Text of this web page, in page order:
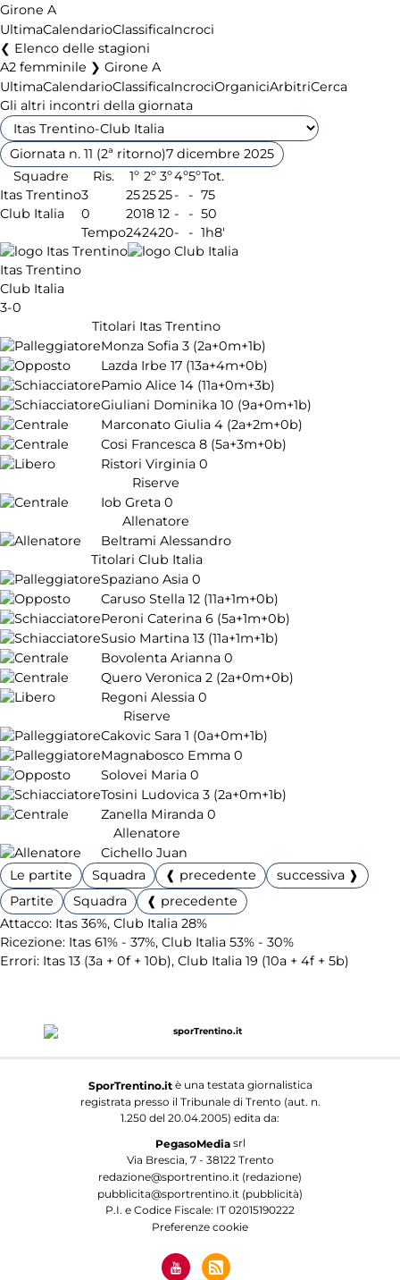
Girone A
UltimaCalendarioClassificaIncroci
Elenco delle stagioni
A2 femminile ❯ Girone A
UltimaCalendarioClassificaIncrociOrganiciArbitriCerca
Gli altri incontri della giornata
Giornata n. 11 (2ª ritorno)7 dicembre 2025
Squadre
Ris. 1º 2º 3º4º5ºTot.
Itas Trentino3 252525- - 75
Club Italia
0 2018 12 - - 50
Tempo242420- - 1h8'
Itas Trentino
Club Italia
3-0
Titolari Itas Trentino
Monza Sofia 3 (2a+0m+1b)
Lazda Irbe 17 (13a+4m+0b)
Pamio Alice 14 (11a+0m+3b)
Giuliani Dominika 10 (9a+0m+1b)
Marconato Giulia 4 (2a+2m+0b)
Cosi Francesca 8 (5a+3m+0b)
Ristori Virginia 0
Riserve
Iob Greta 0
Allenatore
Beltrami Alessandro
Titolari Club Italia
Spaziano Asia 0
Caruso Stella 12 (11a+1m+0b)
Peroni Caterina 6 (5a+1m+0b)
Susio Martina 13 (11a+1m+1b)
Bovolenta Arianna 0
Quero Veronica 2 (2a+0m+0b)
Regoni Alessia 0
Riserve
Cakovic Sara 1 (0a+0m+1b)
Magnabosco Emma 0
Solovei Maria 0
Tosini Ludovica 3 (2a+0m+1b)
Zanella Miranda 0
Allenatore
Cichello Juan
Le partite
Squadra ❰ precedente
successiva ❱
Partite
Squadra
❰ precedente
Attacco: Itas 36%, Club Italia 28%
Ricezione: Itas 61% - 37%, Club Italia 53% - 30%
Errori: Itas 13 (3a + 0f + 10b), Club Italia 19 (10a + 4f + 5b)
SporTrentino.itè una testata giornalistica
registrata presso il Tribunale di Trento (aut. n.
1.250 del 20.04.2005) edita da:
PegasoMediasrl
Via Brescia, 7 - 38122 Trento
redazione@sportrentino.it (redazione)
pubblicita@sportrentino.it (pubblicità)
P.I. e Codice Fiscale: IT 02015190222
Preferenze cookie